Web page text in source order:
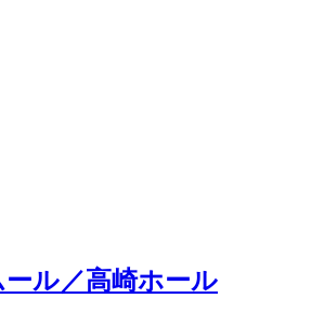
ル／高崎ホール